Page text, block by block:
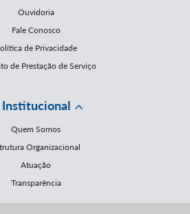
Ouvidoria
Fale Conosco
de Privacidade
de Prestação de Serviço
Institucional
Quem Somos
Organizacional
Atuação
Transparência